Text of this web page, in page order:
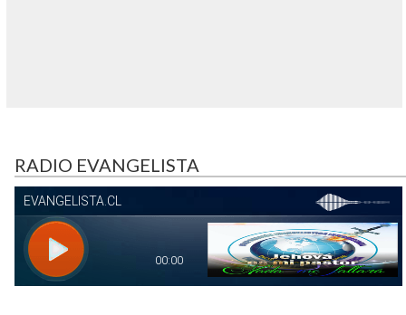
Entrada más reciente Página Principal
RADIO EVANGELISTA